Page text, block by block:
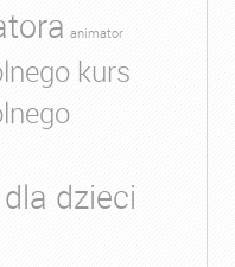
animator
kurs
dzieci